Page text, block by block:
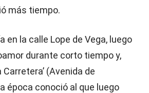
más tiempo.
en la calle Lope de Vega, luego
durante corto tiempo y,
Carretera’ (Avenida de
época conoció al que luego